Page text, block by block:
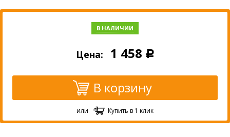
В НАЛИЧИИ
Цена: 1 458 Р
В корзину
или Купить в 1 клик